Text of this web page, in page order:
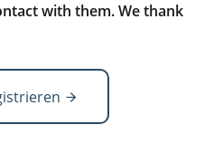
with them. We thank